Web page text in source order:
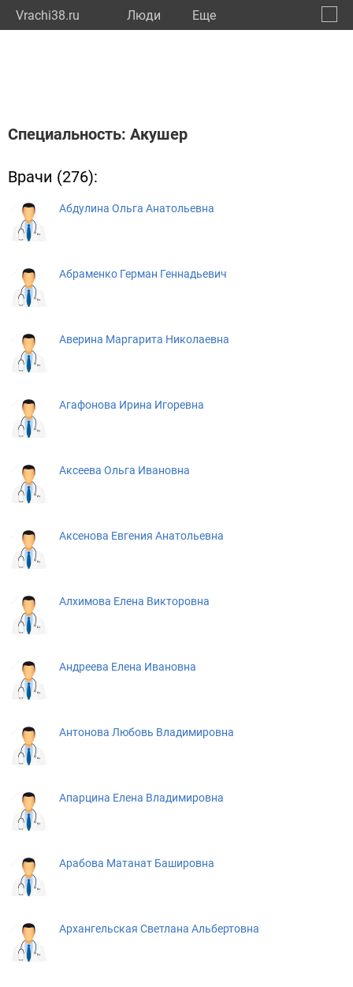
Vrachi38.ru Люди Eще
Специальность: Акушер
Врачи (276):
Абдулина Ольга Анатольевна
Абраменко Герман Геннадьевич
Аверина Маргарита Николаевна
Агафонова Ирина Игоревна
Аксеева Ольга Ивановна
Аксенова Евгения Анатольевна
Алхимова Елена Викторовна
Андреева Елена Ивановна
Антонова Любовь Владимировна
Апарцина Елена Владимировна
Арабова Матанат Башировна
Архангельская Светлана Альбертовна